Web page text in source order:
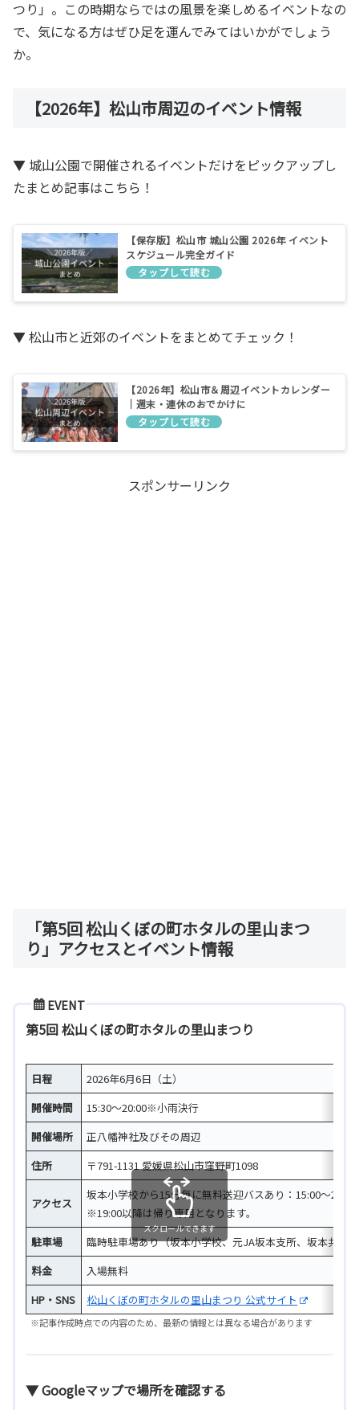
つり」。この時期ならではの風景を楽しめるイベントなの
で、気になる方はぜひ足を運んでみてはいかがでしょう
か。
【2026年】松山市周辺のイベント情報
▼ 城山公園で開催されるイベントだけをピックアップし
たまとめ記事はこちら！
【保存版】松山市 城山公園 2026年 イベント
スケジュール完全ガイド
▼ 松山市と近郊のイベントをまとめてチェック！
【2026年】松山市＆周辺イベントカレンダー
｜週末・連休のおでかけに
スポンサーリンク
「第5回 松山くぼの町ホタルの里山まつ
り」アクセスとイベント情報
EVENT
第5回 松山くぼの町ホタルの里山まつり
日程
2026年6月6日（土）
開催時間
15:30～20:00※小雨決行
開催場所
正八幡神社及びその周辺
住所
〒791-1131 愛媛県松山市窪野町1098
アクセス
坂本小学校から15分毎に無料送迎バスあり：15:00～21:00
※19:00以降は帰り専用となります。
駐車場
臨時駐車場あり（坂本小学校、元JA坂本支所、坂本共撰
料金
入場無料
HP・SNS
松山くぼの町ホタルの里山まつり 公式サイト
スクロールできます
※記事作成時点での内容のため、最新の情報とは異なる場合があります
▼ Googleマップで場所を確認する